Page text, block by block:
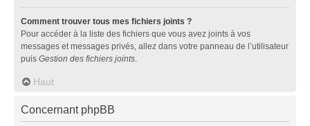
Comment trouver tous mes fichiers joints ?
Pour accéder à la liste des fichiers que vous avez joints à vos
messages et messages privés, allez dans votre panneau de l’utilisateur
puis Gestion des fichiers joints.
Haut
Concernant phpBB